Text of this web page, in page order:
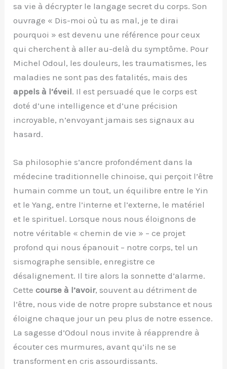
sa vie à décrypter le langage secret du corps. Son
ouvrage « Dis-moi où tu as mal, je te dirai
pourquoi » est devenu une référence pour ceux
qui cherchent à aller au-delà du symptôme. Pour
Michel Odoul, les douleurs, les traumatismes, les
maladies ne sont pas des fatalités, mais des
appels à l’éveil. Il est persuadé que le corps est
doté d’une intelligence et d’une précision
incroyable, n’envoyant jamais ses signaux au
hasard.
Sa philosophie s’ancre profondément dans la
médecine traditionnelle chinoise, qui perçoit l’être
humain comme un tout, un équilibre entre le Yin
et le Yang, entre l’interne et l’externe, le matériel
et le spirituel. Lorsque nous nous éloignons de
notre véritable « chemin de vie » – ce projet
profond qui nous épanouit – notre corps, tel un
sismographe sensible, enregistre ce
désalignement. Il tire alors la sonnette d’alarme.
Cettecourse à l’avoir, souvent au détriment de
l’être, nous vide de notre propre substance et nous
éloigne chaque jour un peu plus de notre essence.
La sagesse d’Odoul nous invite à réapprendre à
écouter ces murmures, avant qu’ils ne se
transforment en cris assourdissants.